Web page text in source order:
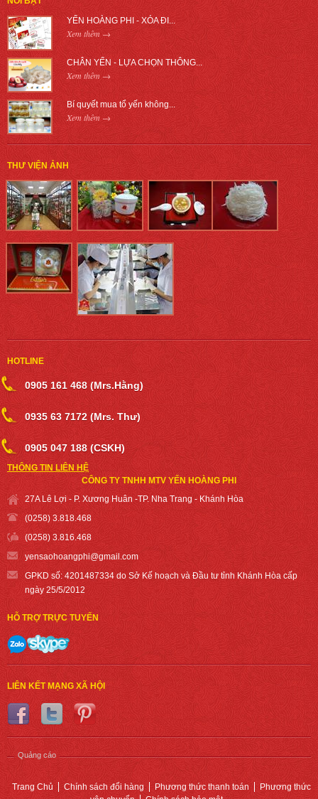
YẾN HOÀNG PHI - XÓA ĐI...
Xem thêm →
CHÂN YẾN - LỰA CHỌN THÔNG...
Xem thêm →
Bí quyết mua tổ yến không...
Xem thêm →
THƯ VIỆN ẢNH
HOTLINE
0905 161 468 (Mrs.Hằng)
0935 63 7172 (Mrs. Thư)
0905 047 188 (CSKH)
THÔNG TIN LIÊN HỆ
CÔNG TY TNHH MTV YẾN HOÀNG PHI
27A Lê Lợi - P. Xương Huân -TP. Nha Trang - Khánh Hòa
(0258) 3.818.468
(0258) 3.816.468
yensaohoangphi@gmail.com
GPKD số: 4201487334 do Sở Kế hoạch và Đầu tư tỉnh Khánh Hòa cấp
ngày 25/5/2012
HỖ TRỢ TRỰC TUYẾN
LIÊN KẾT MẠNG XÃ HỘI
Quảng cáo
Trang Chủ Chính sách đổi hàng Phương thức thanh toán
Phương thức